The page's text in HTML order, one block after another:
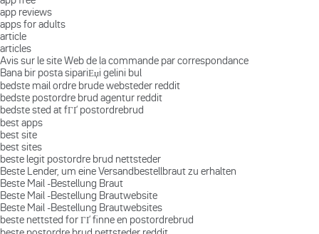
app reviews
apps for adults
article
articles
Avis sur le site Web de la commande par correspondance
Bana bir posta sipariЕџi gelini bul
bedste mail ordre brude websteder reddit
bedste postordre brud agentur reddit
bedste sted at fГҐ postordrebrud
best apps
best site
best sites
beste legit postordre brud nettsteder
Beste Lender, um eine Versandbestellbraut zu erhalten
Beste Mail -Bestellung Braut
Beste Mail -Bestellung Brautwebsite
Beste Mail -Bestellung Brautwebsites
beste nettsted for ГҐ finne en postordrebrud